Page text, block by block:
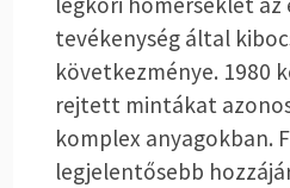
tevékenység által
következménye. 1980
rejtett mintákat
komplex anyagokban.
legjelentősebb